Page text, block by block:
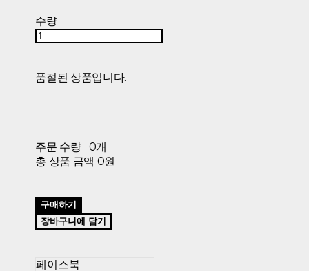
수량
품절된 상품입니다.
주문 수량
0개
총 상품 금액 0원
구매하기
장바구니에 담기
페이스북